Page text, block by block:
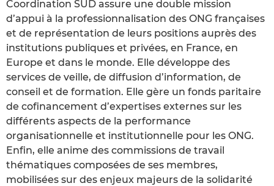
Coordination SUD assure une double mission
d’appui à la professionnalisation des ONG françaises
et de représentation de leurs positions auprès des
institutions publiques et privées, en France, en
Europe et dans le monde. Elle développe des
services de veille, de diffusion d’information, de
conseil et de formation. Elle gère un fonds paritaire
de cofinancement d’expertises externes sur les
différents aspects de la performance
organisationnelle et institutionnelle pour les ONG.
Enfin, elle anime des commissions de travail
thématiques composées de ses membres,
mobilisées sur des enjeux majeurs de la solidarité